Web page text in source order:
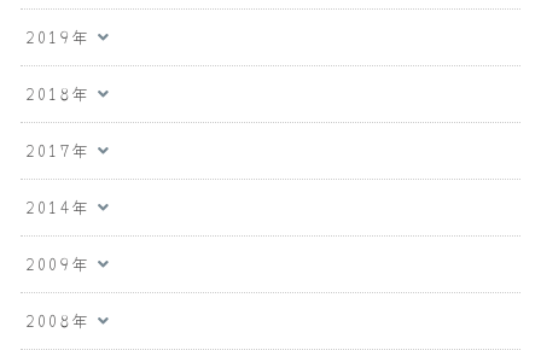
2019年
2018年
2017年
2014年
2009年
2008年